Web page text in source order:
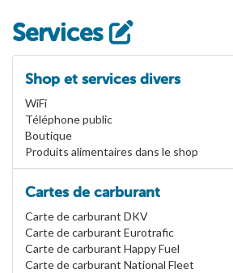
Services
Shop et services divers
WiFi
Téléphone public
Boutique
Produits alimentaires dans le shop
Cartes de carburant
Carte de carburant DKV
Carte de carburant Eurotrafic
Carte de carburant Happy Fuel
Carte de carburant National Fleet